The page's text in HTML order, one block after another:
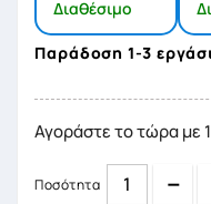
Διαθέσιμο
Παράδοση 1-3
Αγοράστε το τώρα με
Ποσότητα